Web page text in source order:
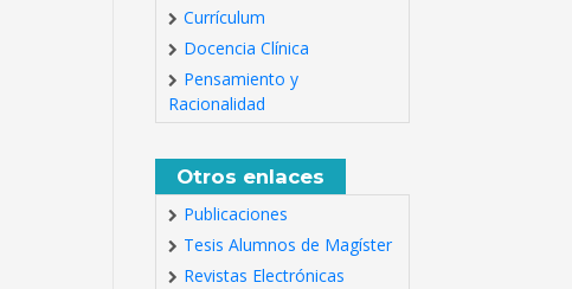
Currículum
Docencia Clínica
Pensamiento y
Racionalidad
Otros enlaces
Publicaciones
Tesis Alumnos de Magíster
Revistas Electrónicas